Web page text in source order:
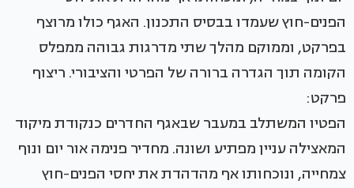
הפטיו המשתלב במעבר שבאגף החדרים כנקודת מיקוד
המאצילה עניין מפתיע ושונה. מחדיר פנימה אור יום ונוף
צמחייה, ונוכחותו אף מהדהדת את יחסי הפנים-חוץ